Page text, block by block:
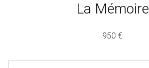
La Mémoire
950 €